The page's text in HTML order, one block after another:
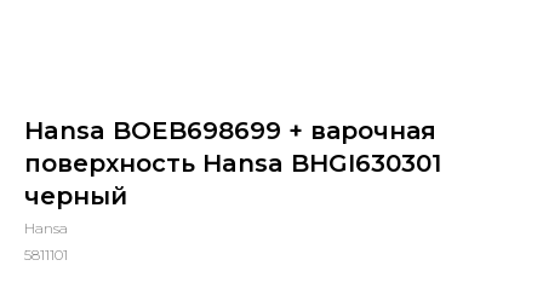
Hansa BOEB698699 + варочная
поверхность Hansa BHGI630301
черный
Hansa
5811101